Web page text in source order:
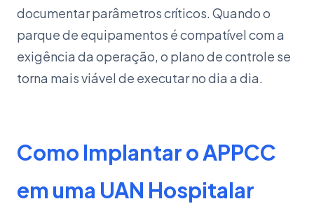
documentar parâmetros críticos. Quando o
parque de equipamentos é compatível com a
exigência da operação, o plano de controle se
torna mais viável de executar no dia a dia.
Como Implantar o APPCC
em uma UAN Hospitalar